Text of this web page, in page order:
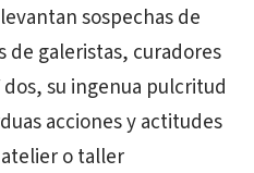
sospechas de
de galeristas, curadores
su ingenua pulcritud
acciones y actitudes
o taller